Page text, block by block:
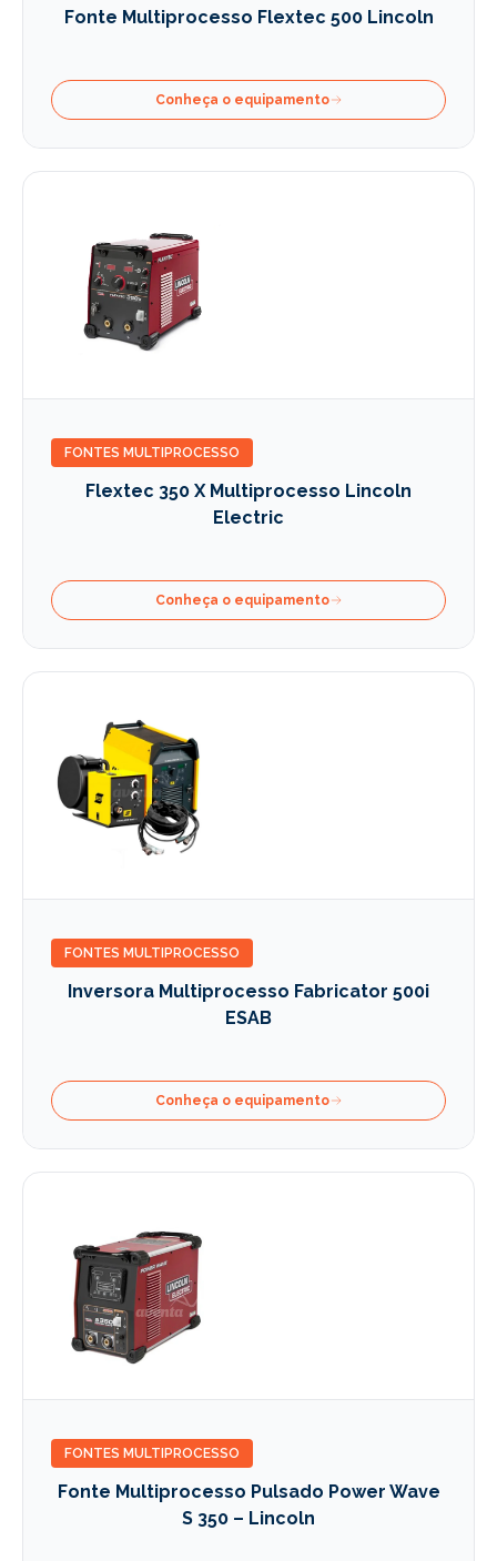
Fonte Multiprocesso Flextec 500 Lincoln
Conheça o equipamento
FONTES MULTIPROCESSO
Flextec 350 X Multiprocesso Lincoln
Electric
Conheça o equipamento
FONTES MULTIPROCESSO
Inversora Multiprocesso Fabricator 500i
ESAB
Conheça o equipamento
FONTES MULTIPROCESSO
Fonte Multiprocesso Pulsado Power Wave
S 350 – Lincoln